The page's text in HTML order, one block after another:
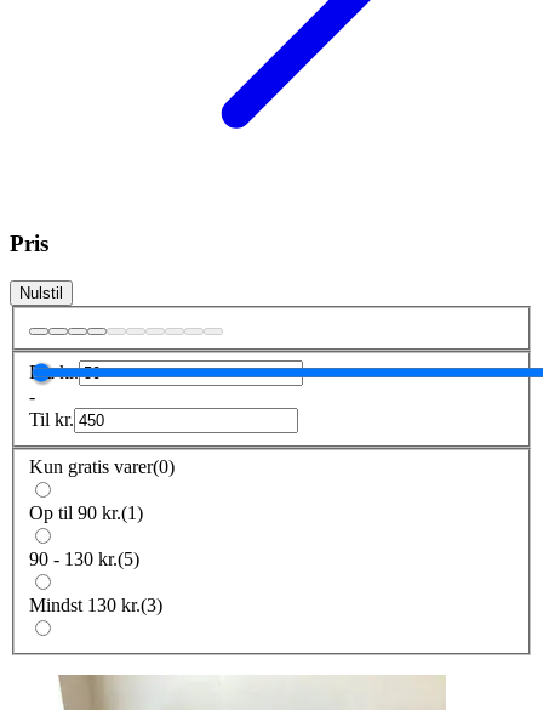
Pris
Nulstil
Frakr.
-
Til kr.
Kun gratis varer(0)
Op til 90 kr.(1)
90 - 130 kr.(5)
Mindst 130 kr.(3)